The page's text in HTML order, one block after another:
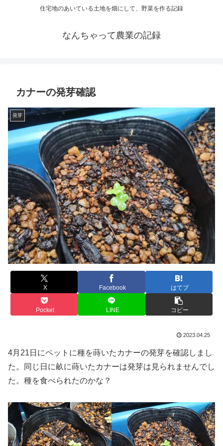
住宅地のあいている土地を畑にして、野菜を作る記録
なんちゃって農業の記録
カナーの発芽確認
発芽
X Facebook はてブ
Pocket LINE コピー
2023.04.25
4月21日にペットに種を蒔いたカナーの発芽を確認しまし
た。同じ日に畝に蒔いたカナーは発芽は見られませんでし
た。種を食べられたのかな？